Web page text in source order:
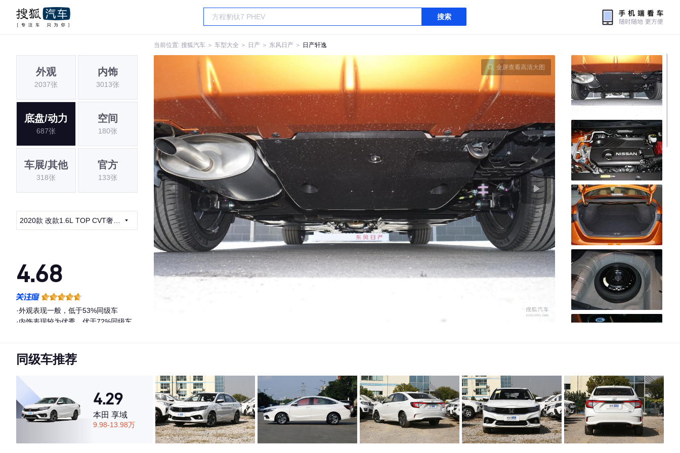
搜索
当前位置: 搜狐汽车 ＞ 车型大全 ＞ 日产 ＞ 东风日产 ＞ 日产轩逸
外观
2037张
内饰
3013张
底盘/动力
687张
空间
180张
车展/其他
318张
官方
133张
2020款 改款1.6L TOP CVT奢享
4.68
·外观表现一般，低于53%同级车
·内饰表现较为优秀，优于72%同级车
全屏查看高清大图
同级车推荐
4.29
本田 享域
9.98-13.98万